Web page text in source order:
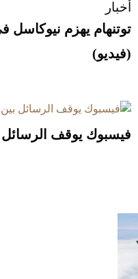
أخبار
توتنهام يهزم نيوكاسل
(فيديو)
فيسبوك يوقف الرسائل